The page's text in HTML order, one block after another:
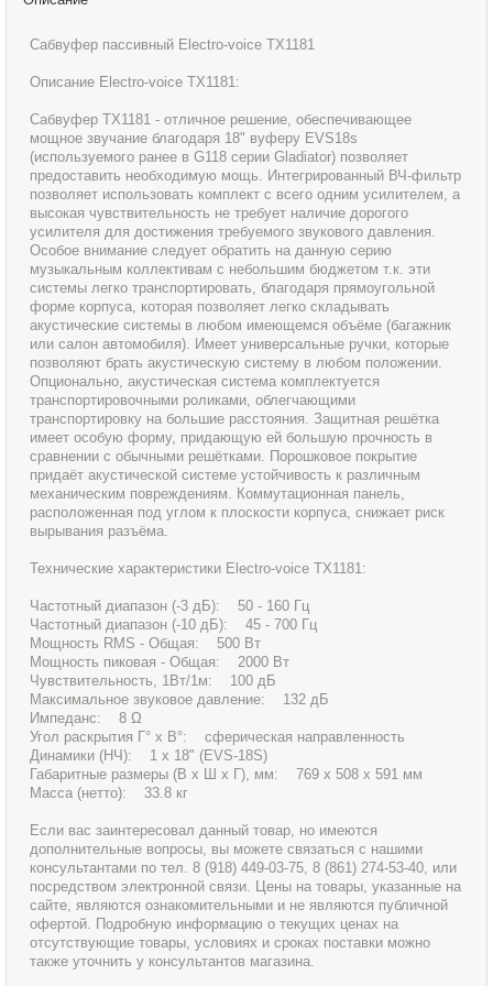
Сабвуфер пассивный Electro-voice TX1181
Описание Electro-voice TX1181:
Сабвуфер TX1181 - отличное решение, обеспечивающее
мощное звучание благодаря 18" вуферу EVS18s
(используемого ранее в G118 серии Gladiator) позволяет
предоставить необходимую мощь. Интегрированный ВЧ-фильтр
позволяет использовать комплект с всего одним усилителем, а
высокая чувствительность не требует наличие дорогого
усилителя для достижения требуемого звукового давления.
Особое внимание следует обратить на данную серию
музыкальным коллективам с небольшим бюджетом т.к. эти
системы легко транспортировать, благодаря прямоугольной
форме корпуса, которая позволяет легко складывать
акустические системы в любом имеющемся объёме (багажник
или салон автомобиля). Имеет универсальные ручки, которые
позволяют брать акустическую систему в любом положении.
Опционально, акустическая система комплектуется
транспортировочными роликами, облегчающими
транспортировку на большие расстояния. Защитная решётка
имеет особую форму, придающую ей большую прочность в
сравнении с обычными решётками. Порошковое покрытие
придаёт акустической системе устойчивость к различным
механическим повреждениям. Коммутационная панель,
расположенная под углом к плоскости корпуса, снижает риск
вырывания разъёма.
Технические характеристики Electro-voice TX1181:
Частотный диапазон (-3 дБ): 50 - 160 Гц
Частотный диапазон (-10 дБ): 45 - 700 Гц
Мощность RMS - Общая: 500 Вт
Мощность пиковая - Общая: 2000 Вт
Чувствительность, 1Вт/1м: 100 дБ
Максимальное звуковое давление: 132 дБ
Импеданс: 8 Ω
Угол раскрытия Г° x В°: сферическая направленность
Динамики (НЧ): 1 x 18" (EVS-18S)
Габаритные размеры (В x Ш x Г), мм: 769 x 508 x 591 мм
Масса (нетто): 33.8 кг
Если вас заинтересовал данный товар, но имеются
дополнительные вопросы, вы можете связаться с нашими
консультантами по тел. 8 (918) 449-03-75, 8 (861) 274-53-40, или
посредством электронной связи. Цены на товары, указанные на
сайте, являются ознакомительными и не являются публичной
офертой. Подробную информацию о текущих ценах на
отсутствующие товары, условиях и сроках поставки можно
также уточнить у консультантов магазина.